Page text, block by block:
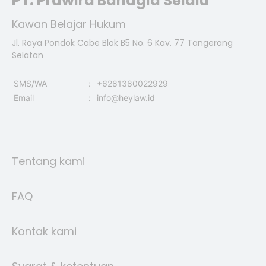
Kawan Belajar Hukum
Jl. Raya Pondok Cabe Blok B5 No. 6 Kav. 77 Tangerang
Selatan
SMS/WA :
+6281380022929
Email
: info@heylaw.id
Tentang kami
FAQ
Kontak kami